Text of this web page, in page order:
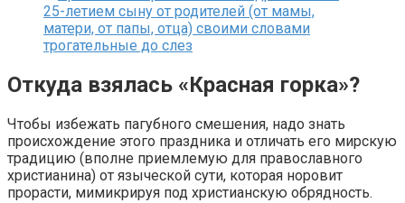
Откуда взялась «Красная горка»?
Чтобы избежать пагубного смешения, надо знать
происхождение этого праздника и отличать его мирскую
традицию (вполне приемлемую для православного
христианина) от языческой сути, которая норовит
прорасти, мимикрируя под христианскую обрядность.